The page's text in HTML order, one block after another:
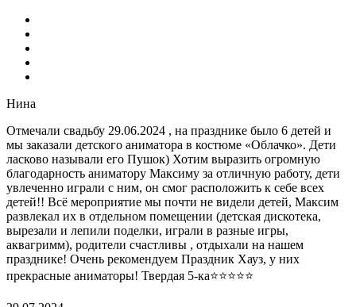
Нина
Отмечали свадьбу 29.06.2024 , на празднике было 6 детей и
мы заказали детского аниматора в костюме «Облачко». Дети
ласково называли его Пушок) Хотим выразить огромную
благодарность аниматору Максиму за отличную работу, дети
увлеченно играли с ним, он смог расположить к себе всех
детей!! Всё мероприятие мы почти не видели детей, Максим
развлекал их в отдельном помещении (детская дискотека,
вырезали и лепили поделки, играли в разные игры,
аквагримм), родители счастливы , отдыхали на нашем
празднике! Очень рекомендуем Праздник Хауз, у них
прекрасные аниматоры! Твердая 5-ка⭐️⭐️⭐️⭐️⭐️